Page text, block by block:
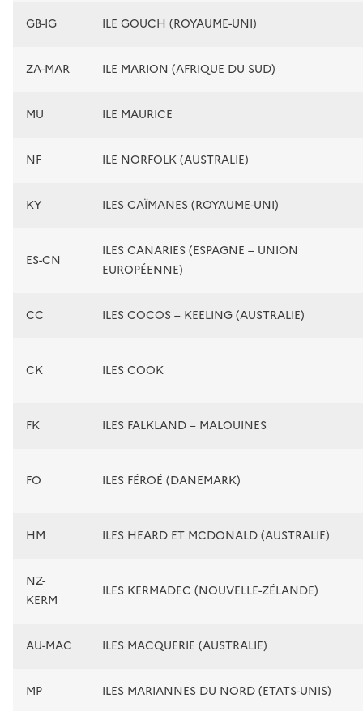
GB-IG ILE GOUCH (ROYAUME-UNI)
ZA-MAR ILE MARION (AFRIQUE DU SUD)
MU ILE MAURICE
NF ILE NORFOLK (AUSTRALIE)
KY ILES CAÏMANES (ROYAUME-UNI)
ES-CN
ILES CANARIES (ESPAGNE – UNION
EUROPÉENNE)
CC ILES COCOS – KEELING (AUSTRALIE)
CK ILES COOK
FK ILES FALKLAND – MALOUINES
FO ILES FÉROÉ (DANEMARK)
HM ILES HEARD ET MCDONALD (AUSTRALIE)
NZ-
KERM
ILES KERMADEC (NOUVELLE-ZÉLANDE)
AU-MAC ILES MACQUERIE (AUSTRALIE)
MP ILES MARIANNES DU NORD (ETATS-UNIS)